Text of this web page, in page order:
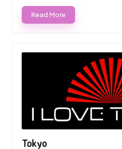
Read More
Tokyo